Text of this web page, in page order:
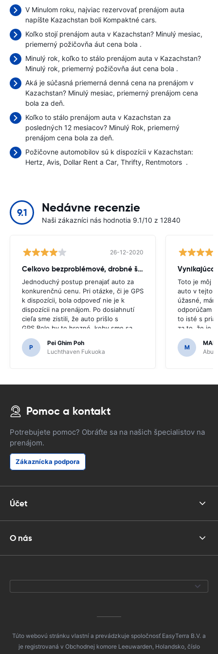
V Minulom roku, najviac rezervovať prenájom auta
napíšte Kazachstan boli Kompaktné cars.
Koľko stojí prenájom auta v Kazachstan? Minulý mesiac,
priemerný požičovňa áut cena bola .
Minulý rok, koľko to stálo prenájom auta v Kazachstan?
Minulý rok, priemerný požičovňa áut cena bola .
Aká je súčasná priemerná denná cena na prenájom v
Kazachstan? Minulý mesiac, priemerný prenájom cena
bola za deň.
Koľko to stálo prenájom auta v Kazachstan za
posledných 12 mesiacov? Minulý Rok, priemerný
prenájom cena bola za deň.
Požičovne automobilov sú k dispozícii v Kazachstan:
Hertz Avis Dollar Rent a Car Thrifty Rentmotors .
9.1 Nedávne recenzie
Naši zákazníci nás hodnotia 9.1/10 z 12840
26-12-2020
Celkovo bezproblémové, drobné škytavka
Jednoduchý postup prenajať auto za
konkurenčnú cenu. Pri otázke, či je GPS
k dispozícii, bola odpoveď nie je k
dispozícii na prenájom. Po dosiahnutí
cieľa sme zistili, že auto prišlo s
GPS.Bolo by to hrozné, keby sme sa
rozhodli kúpiť GPS, pretože bolo
potrebné navigovať po japonských
cestách.
P
Pei Ghim Poh
Luchthaven Fukuoka
Vynikajúca
Toto je môj
auto v tejto
úžasné,
odporúčam
to isté s
za to, že je
jednoduché.
M
Abu
Pomoc a kontakt
Potrebujete pomoc? Obráťte sa na našich špecialistov na
prenájom.
Zákaznícka podpora
Účet
O nás
Túto webovú stránku vlastní a prevádzkuje spoločnosť EasyTerra B.V. a
je registrovaná v Obchodnej komore Leeuwarden, Holandsko, číslo